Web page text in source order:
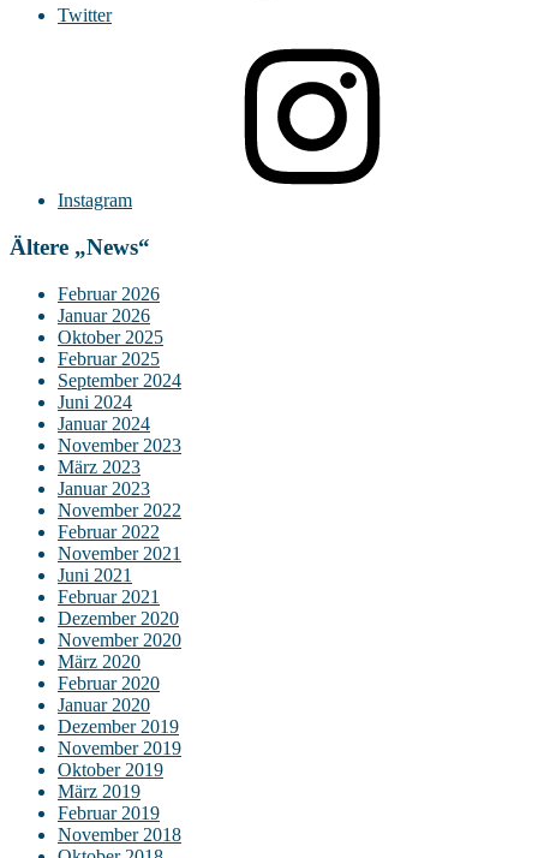
Twitter
Instagram
Ältere „News“
Februar 2026
Januar 2026
Oktober 2025
Februar 2025
September 2024
Juni 2024
Januar 2024
November 2023
März 2023
Januar 2023
November 2022
Februar 2022
November 2021
Juni 2021
Februar 2021
Dezember 2020
November 2020
März 2020
Februar 2020
Januar 2020
Dezember 2019
November 2019
Oktober 2019
März 2019
Februar 2019
November 2018